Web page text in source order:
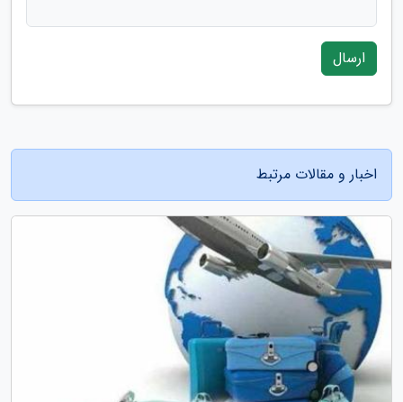
ارسال
اخبار و مقالات مرتبط